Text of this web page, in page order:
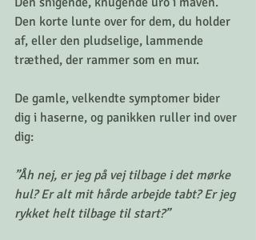
Den korte lunte over for dem, du holder
af, eller den pludselige, lammende
træthed, der rammer som en mur.
De gamle, velkendte symptomer bider
dig i haserne, og panikken ruller ind over
dig:
”Åh nej, er jeg på vej tilbage i det mørke
hul? Er alt mit hårde arbejde tabt? Er jeg
rykket helt tilbage til start?”